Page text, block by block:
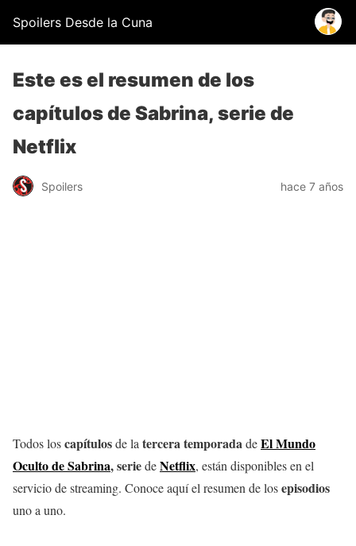
Spoilers Desde la Cuna
Este es el resumen de los
capítulos de Sabrina, serie de
Netflix
Spoilers hace 7 años
Todos loscapítulosde la tercera temporadadeEl Mundo
Oculto de Sabrina, seriedeNetflix, están disponibles en el
servicio de streaming. Conoce aquí el resumen de losepisodios
uno a uno.